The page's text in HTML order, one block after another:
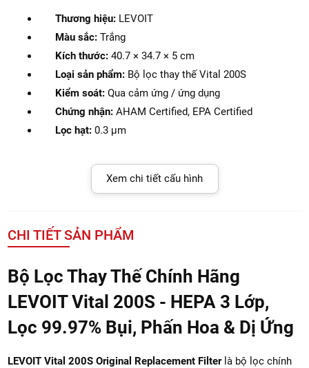
CHI TIẾT SẢN PHẨM
Bộ Lọc Thay Thế Chính Hãng
LEVOIT Vital 200S - HEPA 3 Lớp,
Lọc 99.97% Bụi, Phấn Hoa & Dị Ứng
LEVOIT Vital 200S Original Replacement Filterlà bộ lọc chính
Thương hiệu: LEVOIT
Màu sắc: Trắng
Kích thước: 40.7 × 34.7 × 5 cm
Loại sản phẩm: Bộ lọc thay thế Vital 200S
Kiểm soát: Qua cảm ứng / ứng dụng
Chứng nhận: AHAM Certified, EPA Certified
Lọc hạt: 0.3 μm
Xem chi tiết cấu hình